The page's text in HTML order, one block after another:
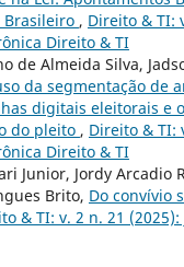
Brasileiro , Direito & TI:
Direito & TI
de Almeida Silva,
da segmentação de
digitais eleitorais e
do pleito , Direito & TI:
Direito & TI
Junior, Jordy Arcadio
Brito, Do convívio
& TI: v. 2 n. 21